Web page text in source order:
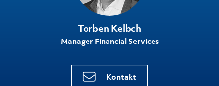
Torben Kelbch
Manager Financial Services
Kontakt